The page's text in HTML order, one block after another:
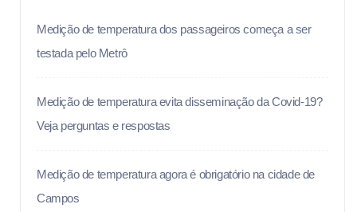
Medição de temperatura dos passageiros começa a ser
testada pelo Metrô
Medição de temperatura evita disseminação da Covid-19?
Veja perguntas e respostas
Medição de temperatura agora é obrigatório na cidade de
Campos